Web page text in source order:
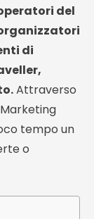
del
di
Attraverso
tempo un
o